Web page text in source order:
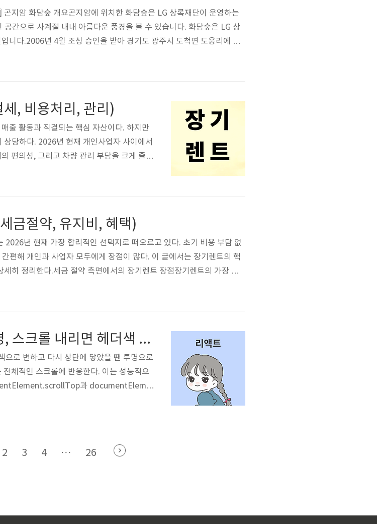
지암 화담숲 개요곤지암에 위치한 화담숲은 LG 상록재단이 운영하는
간으로 사계절 내내 아름다운 풍경을 볼 수 있습니다. 화담숲은 LG 상
니다.2006년 4월 조성 승인을 받아 경기도 광주시 도척면 도웅리에 약
루어졌습니다.현재 화담숲에는 16개의 테마정원과 약 4,000여 종의
, 비용처리, 관리)
출 활동과 직결되는 핵심 자산이다. 하지만
당하다. 2026년 현재 개인사업자 사이에서
편의성, 그리고 차량 관리 부담을 크게 줄여
조장기렌트 차량은 소유권이 렌트사에 있기
는 세..
금절약, 유지비, 혜택)
년 현재 가장 합리적인 선택지로 떠오르고 있다. 초기 비용 부담 없
편해 개인과 사업자 모두에게 장점이 많다. 이 글에서는 장기렌트의 핵
히 정리한다.세금 절약 측면에서의 장기렌트 장점장기렌트의 가장 큰
사에 있기 때문에 이용자는 차량을 자산으로 보유하지 않으며, 이에 따
상단에 닿았을 때 헤더 색 투명, 스크롤 내리면 헤더색 흰색으로 (feat. react custom hook)
으로 변하고 다시 상단에 닿았을 땐 투명으로
체적인 스크롤에 반응한다. 이는 성능적으
과 documentElemen
. 스크롤 이벤트는 탈락! 내가 사용한 것
적으로 실행..
2 3 4 ··· 26